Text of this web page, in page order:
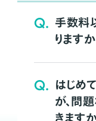
Q. 手数料
りますか
Q. はじめ
が、問